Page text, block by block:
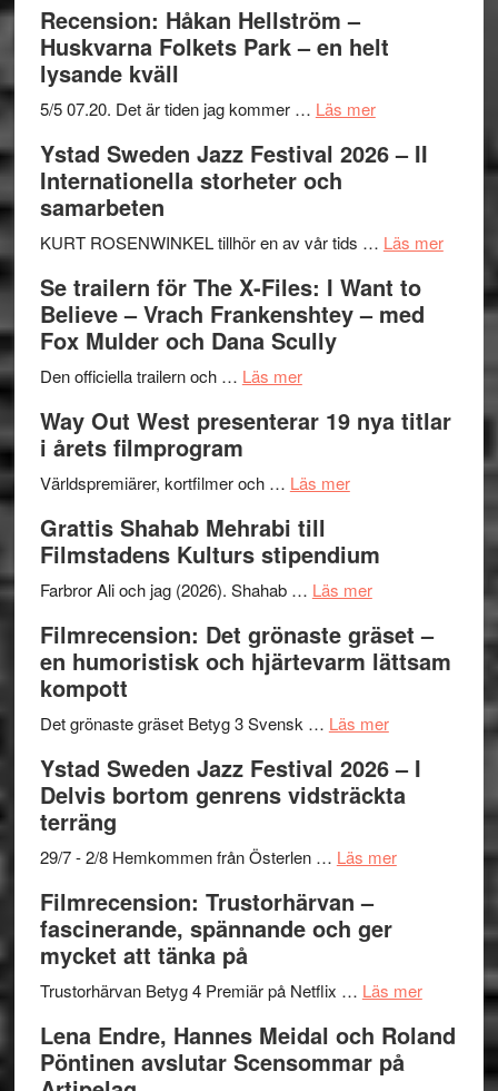
Recension: Håkan Hellström –
Huskvarna Folkets Park – en helt
lysande kväll
5/5 07.20. Det är tiden jag kommer … Läs merom
Håkan
Huskvarna
Park
–
kväll
Ystad Sweden Jazz Festival 2026 – II
Internationella storheter och
samarbeten
KURT ROSENWINKEL tillhör en av vår tids … Läs merom
II
Se trailern för The X-Files: I Want to
Believe – Vrach Frankenshtey – med
Fox Mulder och Dana Scully
Den officiella trailern och … Läs merom
trailern
The
Files:
I
Want
Believe
–
Frankenshtey
med
Fox
och
Scully
Way Out West presenterar 19 nya titlar
i årets filmprogram
Världspremiärer, kortfilmer och … Läs merom
West
presenterar
nya
titlar
årets
Grattis Shahab Mehrabi till
Filmstadens Kulturs stipendium
Farbror Ali och jag (2026). Shahab … Läs merom
Shahab
Mehrabi
Filmstadens
stipendium
Filmrecension: Det grönaste gräset –
en humoristisk och hjärtevarm lättsam
kompott
Det grönaste gräset Betyg 3 Svensk … Läs merom
Det
grönaste
–
och
lättsam
Ystad Sweden Jazz Festival 2026 – I
Delvis bortom genrens vidsträckta
terräng
29/7 - 2/8 Hemkommen från Österlen … Läs merom
2026
I
Delvis
Filmrecension: Trustorhärvan –
fascinerande, spännande och ger
mycket att tänka på
Trustorhärvan Betyg 4 Premiär på Netflix … Läs merom
Lena Endre, Hannes Meidal och Roland
Pöntinen avslutar Scensommar på